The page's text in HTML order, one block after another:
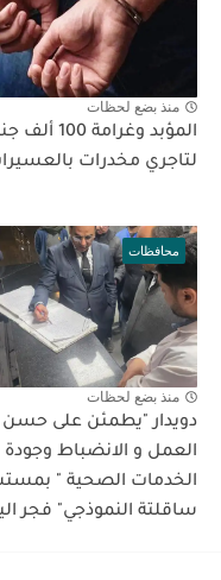
منذ بضع لحظات
المؤبد وغرامة 100
لتاجري مخدرات
محافظات
منذ بضع لحظات
دويدار "يطمئن على
العمل و الانضباط وجودة
الخدمات الصحية "
ساقلتة النموذجي" فجر